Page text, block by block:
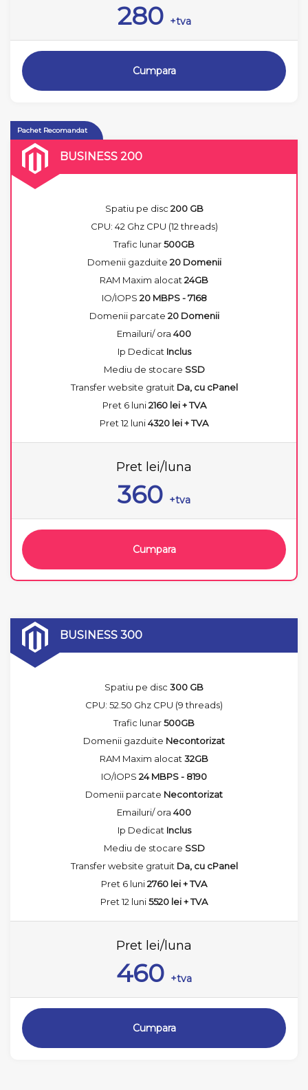
280 +tva
Cumpara
BUSINESS 200
Spatiu pe disc 200 GB
CPU: 42 Ghz CPU (12 threads)
Trafic lunar500GB
Domenii gazduite 20 Domenii
RAM Maxim alocat 24GB
IO/IOPS 20 MBPS - 7168
Domenii parcate 20 Domenii
Emailuri/ ora 400
Ip Dedicat Inclus
Mediu de stocare SSD
Transfer website gratuit Da, cu cPanel
Pret 6 luni2160 lei + TVA
Pret 12 luni4320 lei + TVA
Pret lei/luna
360 +tva
Cumpara
BUSINESS 300
Spatiu pe disc 300 GB
CPU: 52.50 Ghz CPU (9 threads)
Trafic lunar500GB
Domenii gazduite Necontorizat
RAM Maxim alocat 32GB
IO/IOPS 24 MBPS - 8190
Domenii parcate Necontorizat
Emailuri/ ora 400
Ip Dedicat Inclus
Mediu de stocare SSD
Transfer website gratuit Da, cu cPanel
Pret 6 luni2760 lei + TVA
Pret 12 luni5520 lei + TVA
Pret lei/luna
460 +tva
Cumpara